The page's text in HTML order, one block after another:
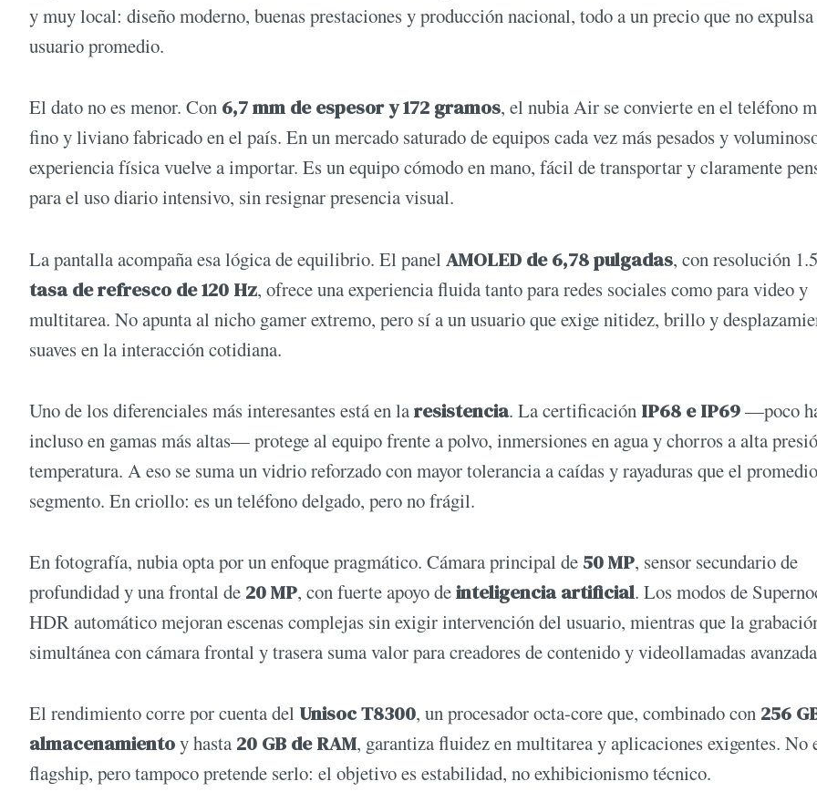
y muy local: diseño moderno, buenas prestaciones y producción nacional, todo a un precio que no
usuario promedio.
El dato no es menor. Con 6,7 mm de espesor y 172 gramos, el nubia Air se convierte en el teléfono
fino y liviano fabricado en el país. En un mercado saturado de equipos cada vez más pesados y
experiencia física vuelve a importar. Es un equipo cómodo en mano, fácil de transportar y claramente
para el uso diario intensivo, sin resignar presencia visual.
La pantalla acompaña esa lógica de equilibrio. El panel AMOLED de 6,78 pulgadas, con resolución
tasa de refresco de 120 Hz, ofrece una experiencia fluida tanto para redes sociales como para video y
multitarea. No apunta al nicho gamer extremo, pero sí a un usuario que exige nitidez, brillo y
suaves en la interacción cotidiana.
Uno de los diferenciales más interesantes está en laresistencia. La certificación IP68 e IP69—poco
incluso en gamas más altas— protege al equipo frente a polvo, inmersiones en agua y chorros a alta
temperatura. A eso se suma un vidrio reforzado con mayor tolerancia a caídas y rayaduras que el
segmento. En criollo: es un teléfono delgado, pero no frágil.
En fotografía, nubia opta por un enfoque pragmático. Cámara principal de 50 MP, sensor secundario de
profundidad y una frontal de 20 MP, con fuerte apoyo deinteligencia artificial. Los modos de
HDR automático mejoran escenas complejas sin exigir intervención del usuario, mientras que la
simultánea con cámara frontal y trasera suma valor para creadores de contenido y videollamadas
El rendimiento corre por cuenta del Unisoc T8300, un procesador octa-core que, combinado con 256
almacenamientoy hasta 20 GB de RAM, garantiza fluidez en multitarea y aplicaciones exigentes. No
flagship, pero tampoco pretende serlo: el objetivo es estabilidad, no exhibicionismo técnico.